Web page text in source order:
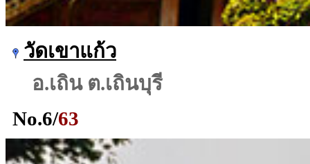
วัดเขาแก้ว
อ.เถิน ต.เถินบุรี
No.6/63